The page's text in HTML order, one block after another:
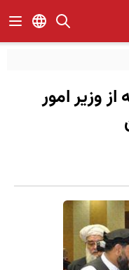
وزیر امور